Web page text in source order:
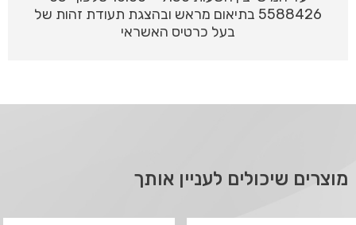
5588426 בתיאום מראש ובהצגת תעודת זהות של
בעל כרטיס האשראי
מוצרים שיכולים לעניין אותך